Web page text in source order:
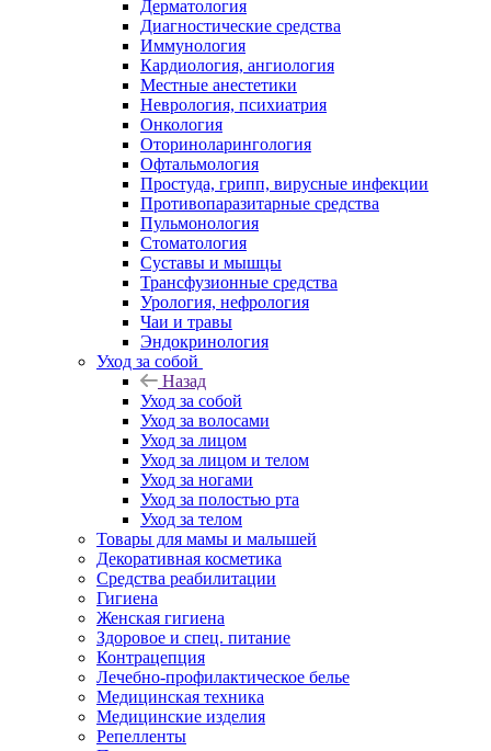
Дерматология
Диагностические средства
Иммунология
Кардиология, ангиология
Местные анестетики
Неврология, психиатрия
Онкология
Оториноларингология
Офтальмология
Простуда, грипп, вирусные инфекции
Противопаразитарные средства
Пульмонология
Стоматология
Суставы и мышцы
Трансфузионные средства
Урология, нефрология
Чаи и травы
Эндокринология
Уход за собой
Назад
Уход за собой
Уход за волосами
Уход за лицом
Уход за лицом и телом
Уход за ногами
Уход за полостью рта
Уход за телом
Товары для мамы и малышей
Декоративная косметика
Средства реабилитации
Гигиена
Женская гигиена
Здоровое и спец. питание
Контрацепция
Лечебно-профилактическое белье
Медицинская техника
Медицинские изделия
Репелленты